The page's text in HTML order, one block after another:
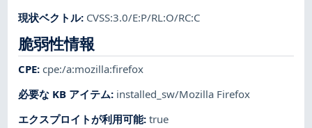
現状ベクトル: CVSS:3.0/E:P/RL:O/RC:C
脆弱性情報
CPE:cpe:/a:mozilla:firefox
必要な KB アイテム: installed_sw/Mozilla Firefox
エクスプロイトが利用可能:true